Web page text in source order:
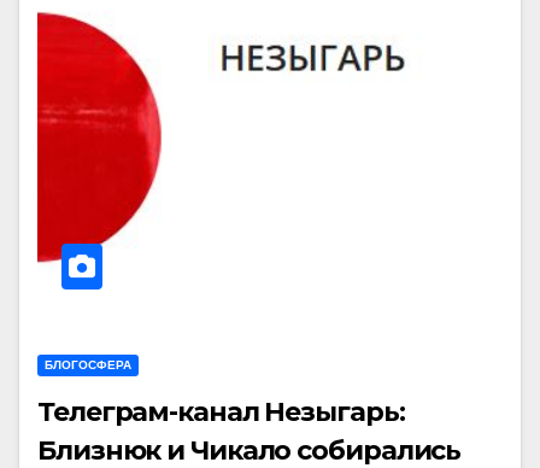
БЛОГОСФЕРА
Телеграм-канал Незыгарь:
Близнюк и Чикало собирались